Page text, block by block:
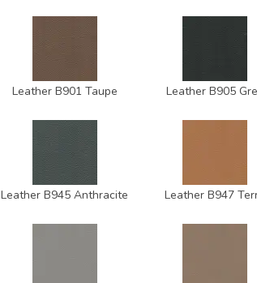
Leather B901 Taupe Leather B905
Leather B945 Anthracite Leather B947